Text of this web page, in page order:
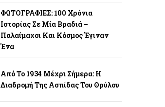
ΦΩΤΟΓΡΑΦΙΕΣ: 100 Χρόνια
Ιστορίας Σε Μία Βραδιά –
Παλαίμαχοι Και Κόσμος Έγιναν
Ένα
Από Το 1934 Μέχρι Σήμερα: Η
Διαδρομή Της Ασπίδας Του Θρύλου